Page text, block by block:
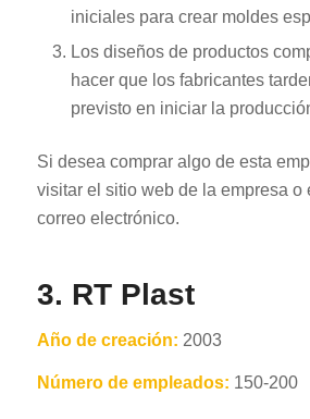
iniciales para crear moldes
Los diseños de productos
hacer que los fabricantes
previsto en iniciar la
Si desea comprar algo de esta
visitar el sitio web de la empresa o
correo electrónico.
3. RT Plast
Año de creación: 2003
Número de empleados: 150-200